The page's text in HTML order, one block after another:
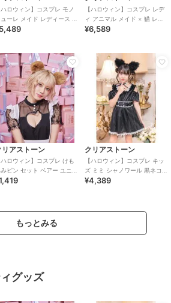
ハロウィン】コスプレ モノ
ーレ メイド レディース ブ
ク
【ハロウィン】コスプレ レデ
ィ アニマル メイド × 猫 レデ
ィース グレー
¥6,589
リアストーン
ハロウィン】コスプレ けも
ピン セット ベアー ユニセ
ス ブラウン
クリアストーン
【ハロウィン】コスプレ キッ
ズ ミミ シャノワール 黒ネコ
140cm ガールズ 女の子 ブラ
¥4,389
もっとみる
グッズ